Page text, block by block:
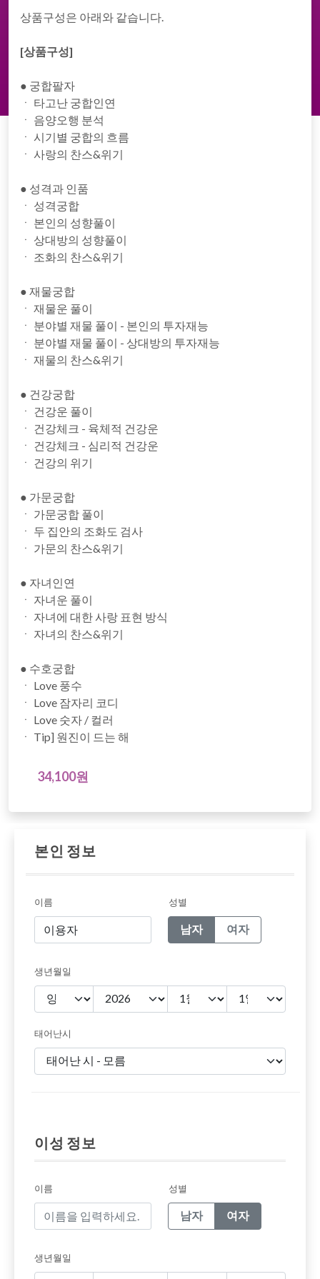
상품구성은 아래와 같습니다.
[상품구성]
● 궁합팔자
ㆍ 타고난 궁합인연
ㆍ 음양오행 분석
ㆍ 시기별 궁합의 흐름
ㆍ 사랑의 찬스&위기
● 성격과 인품
ㆍ 성격궁합
ㆍ 본인의 성향풀이
ㆍ 상대방의 성향풀이
ㆍ 조화의 찬스&위기
● 재물궁합
ㆍ 재물운 풀이
ㆍ 분야별 재물 풀이 - 본인의 투자재능
ㆍ 분야별 재물 풀이 - 상대방의 투자재능
ㆍ 재물의 찬스&위기
● 건강궁합
ㆍ 건강운 풀이
ㆍ 건강체크 - 육체적 건강운
ㆍ 건강체크 - 심리적 건강운
ㆍ 건강의 위기
● 가문궁합
ㆍ 가문궁합 풀이
ㆍ 두 집안의 조화도 검사
ㆍ 가문의 찬스&위기
● 자녀인연
ㆍ 자녀운 풀이
ㆍ 자녀에 대한 사랑 표현 방식
ㆍ 자녀의 찬스&위기
● 수호궁합
ㆍ Love 풍수
ㆍ Love 잠자리 코디
ㆍ Love 숫자 / 컬러
ㆍ Tip] 원진이 드는 해
34,100원
본인 정보
이름 성별
남자 여자
생년월일
태어난시
이성 정보
이름 성별
남자 여자
생년월일